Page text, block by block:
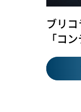
ブリ
「コ